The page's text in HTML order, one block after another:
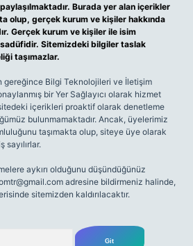
paylaşılmaktadır. Burada yer alan içerikler
olup, gerçek kurum ve kişiler hakkında
Gerçek kurum ve kişiler ile isim
Sitemizdeki bilgiler taslak
taşımazlar.
gereğince Bilgi Teknolojileri ve İletişim
bir Yer Sağlayıcı olarak hizmet
içerikleri proaktif olarak denetleme
bulunmamaktadır. Ancak, üyelerimiz
taşımakta olup, siteye üye olarak
sayılırlar.
aykırı olduğunu düşündüğünüz
adresine bildirmeniz halinde,
sitemizden kaldırılacaktır.